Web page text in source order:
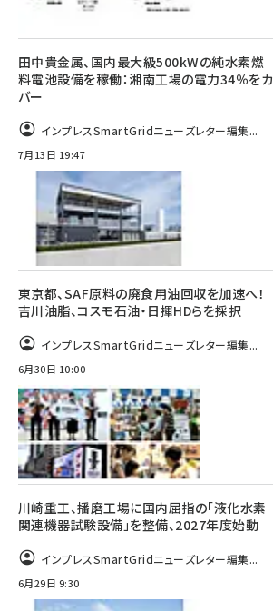
田中貴金属、国内最大級500kWの純水素燃
料電池設備を稼働：湘南工場の電力34％をカ
バー
インプレスSmartGridニューズレター編集...
7月13日 19:47
東京都、SAF原料の廃食用油回収を加速へ！
吉川油脂、コスモ石油・日揮HDらを採択
インプレスSmartGridニューズレター編集...
6月30日 10:00
川崎重工、播磨工場に国内屈指の「液化水素
関連機器試験設備」を整備、2027年度始動
インプレスSmartGridニューズレター編集...
6月29日 9:30